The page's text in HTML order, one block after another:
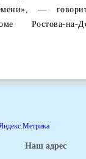
—
Ростова-на-
Наш адрес